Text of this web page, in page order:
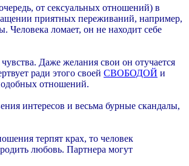
от сексуальных отношений) в
приятных переживаний, например,
Человека ломает, он не находит себе
чувства. Даже желания свои он отучается
ради этого своей СВОБОДОЙ и
отношений.
интересов и весьма бурные скандалы,
терпят крах, то человек
любовь. Партнера могут